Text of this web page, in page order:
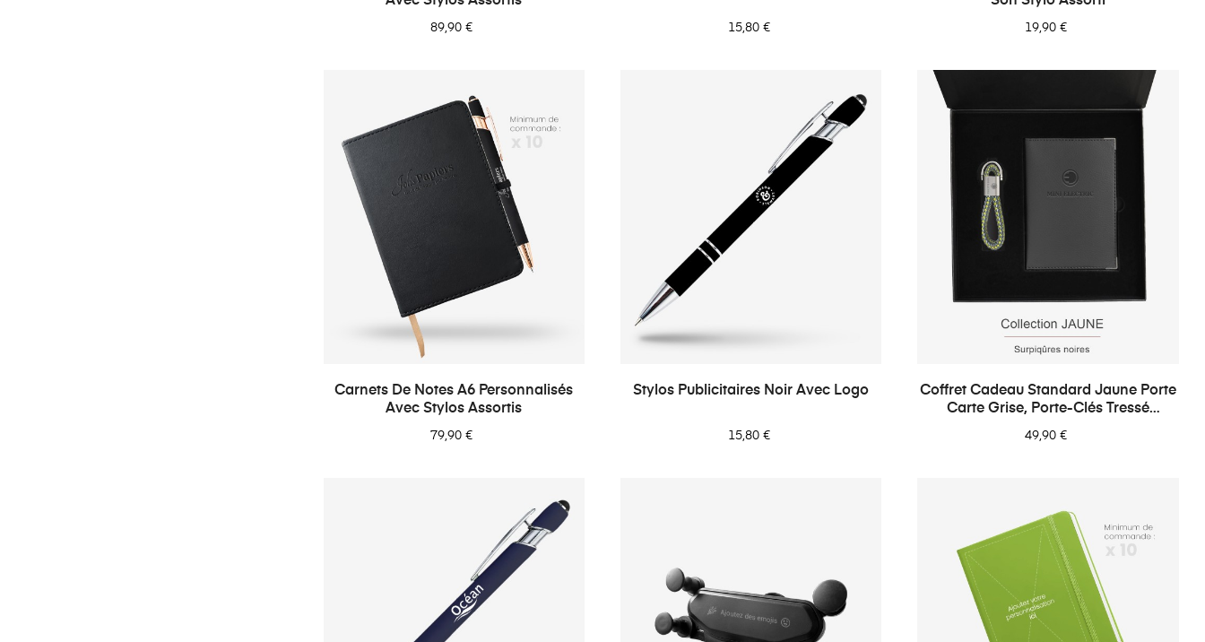
89,90 € 15,80 € 19,90 €
Carnets De Notes A6 Personnalisés
Avec Stylos Assortis
79,90 €
Stylos Publicitaires Noir Avec Logo
15,80 €
Coffret Cadeau Standard Jaune Porte
Carte Grise, Porte-Clés Tressé
49,90 €